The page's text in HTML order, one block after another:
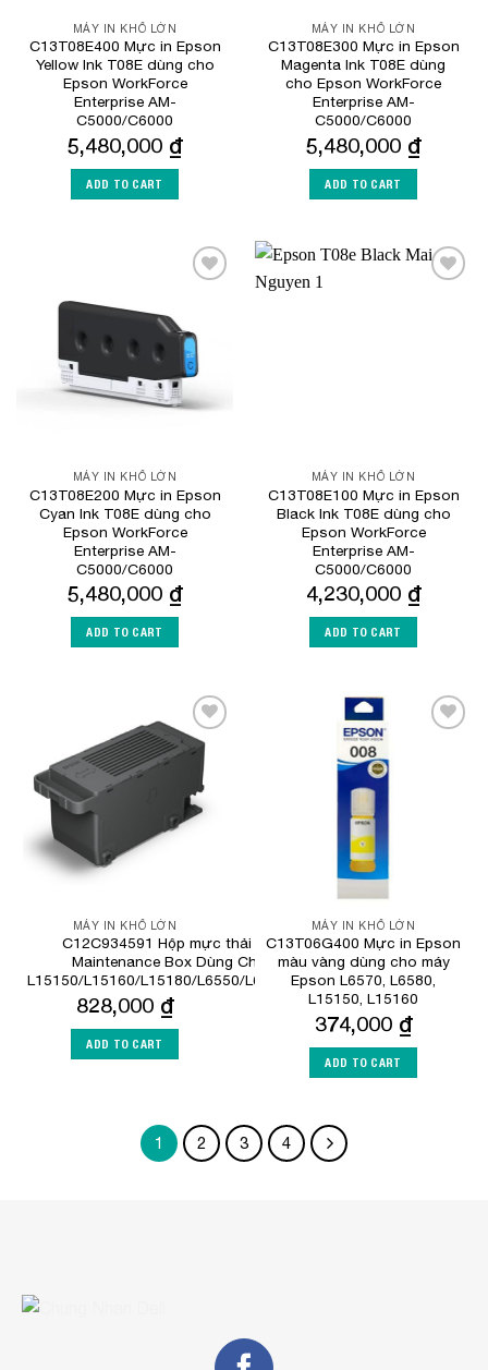
MÁY IN KHỔ LỚN
C13T08E400 Mực in Epson
Yellow Ink T08E dùng cho
Epson WorkForce
Enterprise​ AM-
C5000/C6000
5,480,000 ₫
ADD TO CART
MÁY IN KHỔ LỚN
C13T08E300 Mực in Epson
Magenta Ink T08E dùng
cho Epson WorkForce
Enterprise​ AM-
C5000/C6000
5,480,000 ₫
ADD TO CART
MÁY IN KHỔ LỚN
C13T08E200 Mực in Epson
Cyan Ink T08E dùng cho
Epson WorkForce
Enterprise​ AM-
C5000/C6000
5,480,000 ₫
ADD TO CART
MÁY IN KHỔ LỚN
C13T08E100 Mực in Epson
Black Ink T08E dùng cho
Epson WorkForce
Enterprise​ AM-
C5000/C6000
4,230,000 ₫
ADD TO CART
Add to
Wishlist
MÁY IN KHỔ LỚN
C12C934591 Hộp mực thải Epson C9345 Ink
Maintenance Box Dùng Cho Máy In Epson
L15150/L15160/L15180/L6550/L6580/M15140/M15180
828,000 ₫
ADD TO CART
MÁY IN KHỔ LỚN
C13T06G400 Mực in Epson
màu vàng dùng cho máy
Epson L6570, L6580,
L15150, L15160
374,000 ₫
ADD TO CART
1 2 3 4